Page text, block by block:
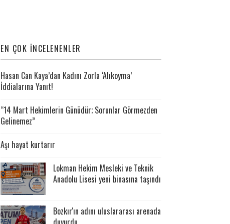
EN ÇOK İNCELENENLER
Hasan Can Kaya’dan Kadını Zorla ‘Alıkoyma’
İddialarına Yanıt!
“14 Mart Hekimlerin Günüdür; Sorunlar Görmezden
Gelinemez”
Aşı hayat kurtarır
Lokman Hekim Mesleki ve Teknik
Anadolu Lisesi yeni binasına taşındı
Bozkır'ın adını uluslararası arenada